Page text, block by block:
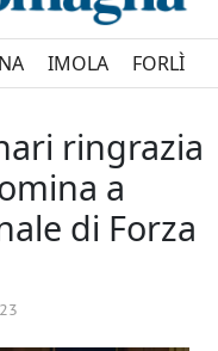
IMOLA FORLÌ
ringrazia
a
di Forza